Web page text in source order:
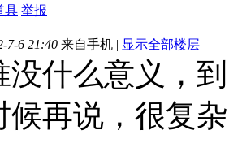
具 举报
7-6 21:40 来自手机 | 显示全部楼层
没什么意义，
候再说，很复